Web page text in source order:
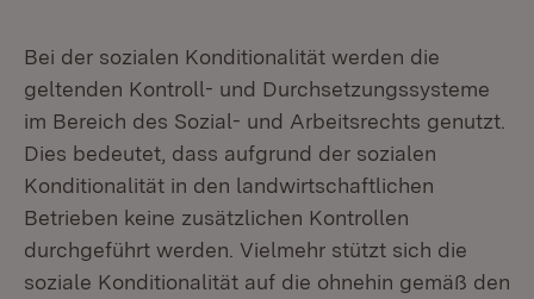
Bei der sozialen Konditionalität werden die
geltenden Kontroll- und Durchsetzungssysteme
im Bereich des Sozial- und Arbeitsrechts genutzt.
Dies bedeutet, dass aufgrund der sozialen
Konditionalität in den landwirtschaftlichen
Betrieben keine zusätzlichen Kontrollen
durchgeführt werden. Vielmehr stützt sich die
soziale Konditionalität auf die ohnehin gemäß den